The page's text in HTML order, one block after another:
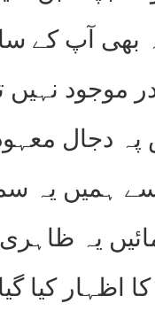
آپ کے
موجود
دجال
یہ
یہ
کیا